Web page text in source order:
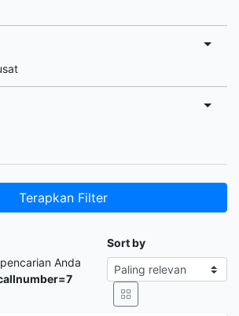
Terapkan Filter
Anda
Sort by